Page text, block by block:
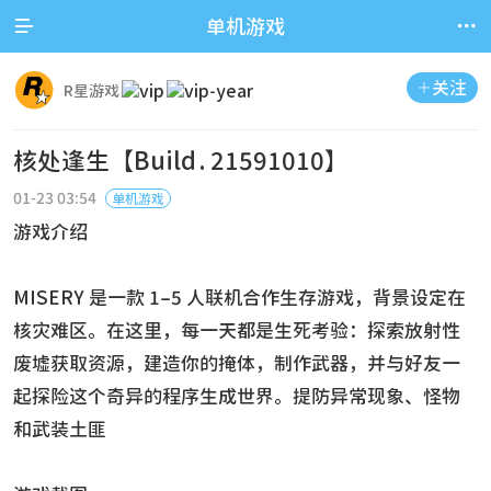
 单机游戏 
 关注
R星游戏
核处逢生【Build.21591010】
01-23 03:54 单机游戏
游戏介绍
MISERY 是一款 1–5 人联机合作生存游戏，背景设定在
核灾难区。在这里，每一天都是生死考验：探索放射性
废墟获取资源，建造你的掩体，制作武器，并与好友一
起探险这个奇异的程序生成世界。提防异常现象、怪物
和武装土匪